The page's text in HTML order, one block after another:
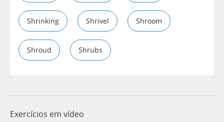
Shrinking Shrivel Shroom
Shroud Shrubs
Exercícios em vídeo